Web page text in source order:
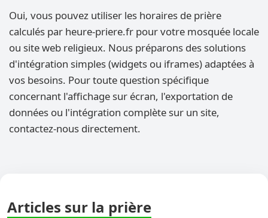
Oui, vous pouvez utiliser les horaires de prière
calculés par heure-priere.fr pour votre mosquée locale
ou site web religieux. Nous préparons des solutions
d'intégration simples (widgets ou iframes) adaptées à
vos besoins. Pour toute question spécifique
concernant l'affichage sur écran, l'exportation de
données ou l'intégration complète sur un site,
contactez-nous directement.
Articles sur la prière